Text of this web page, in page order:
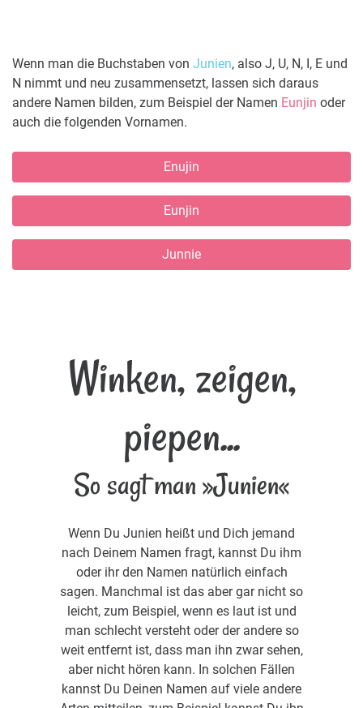
Wenn man die Buchstaben von Junien, also J, U, N, I, E und
N nimmt und neu zusammensetzt, lassen sich daraus
andere Namen bilden, zum Beispiel der Namen Eunjin oder
auch die folgenden Vornamen.
Enujin
Eunjin
Junnie
Winken, zeigen,
piepen...
So sagt man »Junien«
Wenn Du Junien heißt und Dich jemand
nach Deinem Namen fragt, kannst Du ihm
oder ihr den Namen natürlich einfach
sagen. Manchmal ist das aber gar nicht so
leicht, zum Beispiel, wenn es laut ist und
man schlecht versteht oder der andere so
weit entfernt ist, dass man ihn zwar sehen,
aber nicht hören kann. In solchen Fällen
kannst Du Deinen Namen auf viele andere